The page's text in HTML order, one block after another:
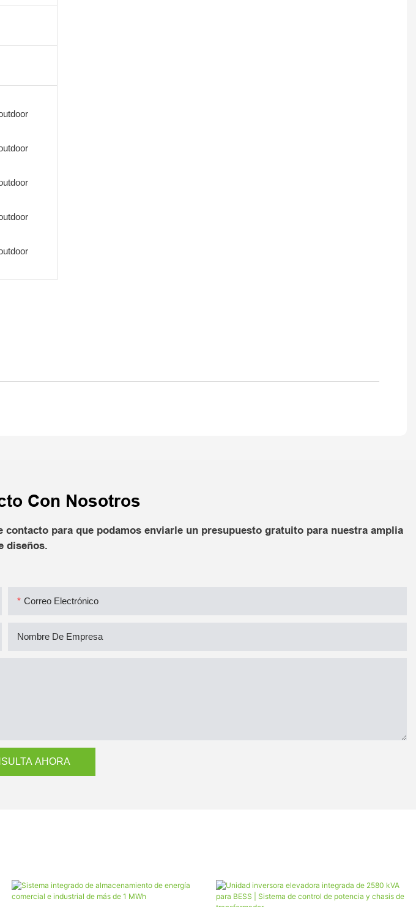
Con Nosotros
para que podamos enviarle un presupuesto gratuito para nuestra amplia
diseños.
Correo Electrónico
Nombre De Empresa
AHORA